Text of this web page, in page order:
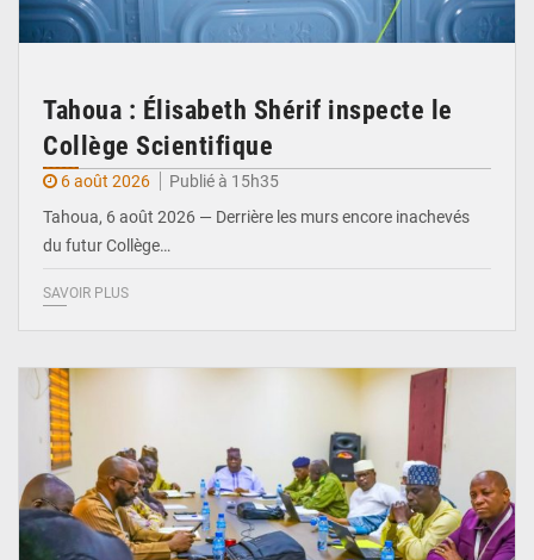
Tahoua : Élisabeth Shérif inspecte le
Collège Scientifique
6 août 2026
Publié à 15h35
Tahoua, 6 août 2026 — Derrière les murs encore inachevés
du futur Collège…
SAVOIR PLUS